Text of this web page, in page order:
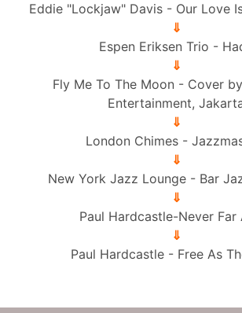
Eddie "Lockjaw" Davis - Our Love
⇓
Espen Eriksen Trio -
⇓
Fly Me To The Moon - Cover
Entertainment,
⇓
London Chimes -
⇓
New York Jazz Lounge - Bar
⇓
Paul Hardcastle-Never Far
⇓
Paul Hardcastle - Free As